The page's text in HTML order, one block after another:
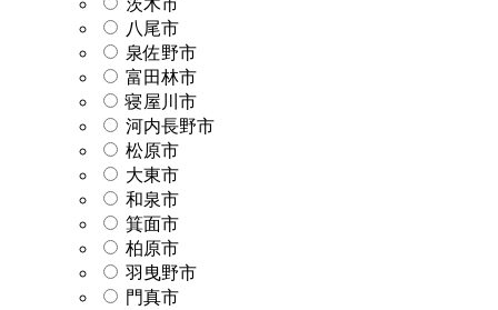
八尾市
泉佐野市
富田林市
寝屋川市
河内長野市
松原市
大東市
和泉市
箕面市
柏原市
羽曳野市
門真市